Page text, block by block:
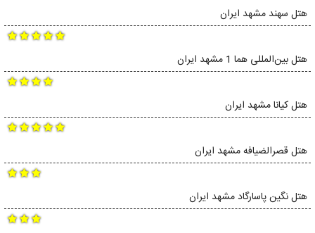
هتل سهند مشهد ایران
هتل بین‌المللی هما 1 مشهد ایران
هتل کیانا مشهد ایران
هتل قصرالضیافه مشهد ایران
هتل نگین پاسارگاد مشهد ایران